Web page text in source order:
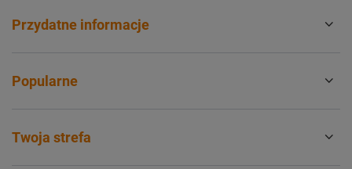
Przydatne informacje
Popularne
Twoja strefa